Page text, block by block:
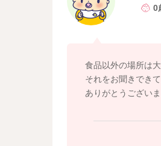
0
食品以外の場所は
それをお聞きできて
ありがとうござい